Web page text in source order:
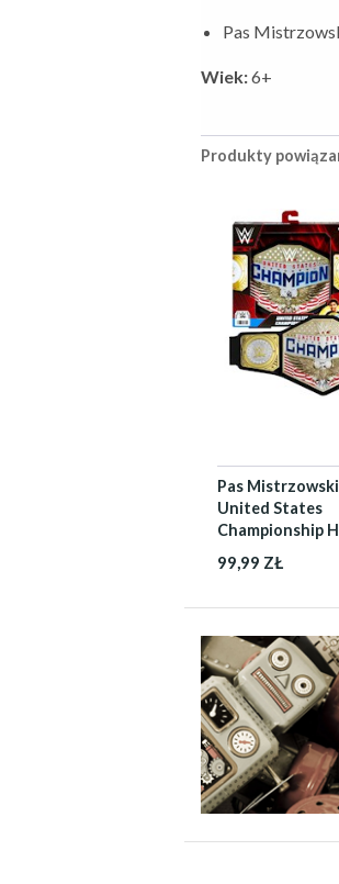
Pas
Wiek:6+
Produkty
Pas
United States
Championship
99,99 ZŁ